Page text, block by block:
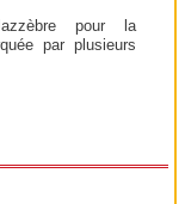
pour la
par plusieurs